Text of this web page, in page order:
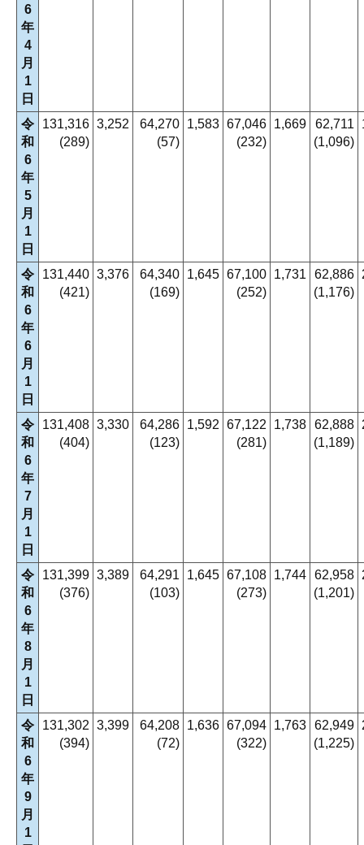
6
年
4
月
1
日
令
和
6
年
5
月
1
日
131,316
(289)
3,252
64,270
(57)
1,583 67,046
(232)
1,669
62,711
(1,096)
令
和
6
年
6
月
1
日
131,440
(421)
3,376
64,340
(169)
1,645 67,100
(252)
1,731
62,886
(1,176)
令
和
6
年
7
月
1
日
131,408
(404)
3,330
64,286
(123)
1,592 67,122
(281)
1,738 62,888
(1,189)
令
和
6
年
8
月
1
日
131,399
(376)
3,389
64,291
(103)
1,645 67,108
(273)
1,744 62,958
(1,201)
令
和
6
年
9
月
1
131,302
(394)
3,399
64,208
(72)
1,636 67,094
(322)
1,763 62,949
(1,225)